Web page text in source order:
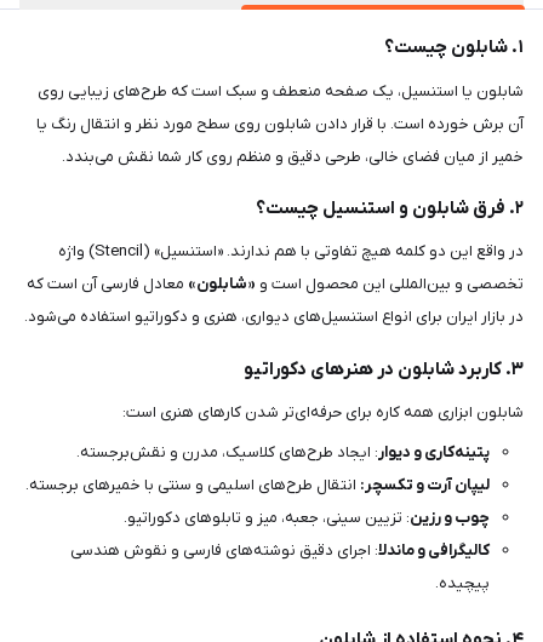
۱. شابلون چیست؟
شابلون یا استنسیل، یک صفحه منعطف و سبک است که طرح‌های زیبایی روی
آن برش خورده است. با قرار دادن شابلون روی سطح مورد نظر و انتقال رنگ یا
خمیر از میان فضای خالی، طرحی دقیق و منظم روی کار شما نقش می‌بندد.
۲. فرق شابلون و استنسیل چیست؟
در واقع این دو کلمه هیچ تفاوتی با هم ندارند. «استنسیل» (Stencil) واژه
تخصصی و بین‌المللی این محصول است و «شابلون» معادل فارسی آن است که
در بازار ایران برای انواع استنسیل‌های دیواری، هنری و دکوراتیو استفاده می‌شود.
۳. کاربرد شابلون در هنرهای دکوراتیو
شابلون ابزاری همه کاره برای حرفه‌ای‌تر شدن کارهای هنری است:
پتینه‌کاری و دیوار: ایجاد طرح‌های کلاسیک، مدرن و نقش‌برجسته.
لیپان آرت و تکسچر: انتقال طرح‌های اسلیمی و سنتی با خمیرهای برجسته.
چوب و رزین: تزیین سینی، جعبه، میز و تابلوهای دکوراتیو.
کالیگرافی و ماندلا: اجرای دقیق نوشته‌های فارسی و نقوش هندسی
پیچیده.